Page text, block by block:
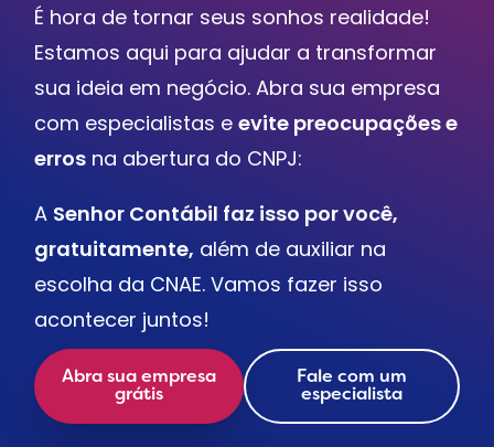
É hora de tornar seus sonhos realidade!
Estamos aqui para ajudar a transformar
sua ideia em negócio. Abra sua empresa
com especialistas eevite preocupações e
erros na abertura do CNPJ:
A Senhor Contábil faz isso por você,
gratuitamente, além de auxiliar na
escolha da CNAE. Vamos fazer isso
acontecer juntos!
Abra sua empresa
grátis
Fale com um
especialista